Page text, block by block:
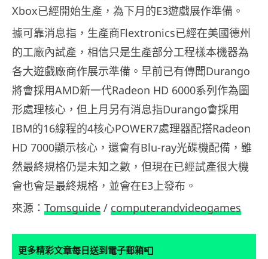
Xbox已經開始生產，為下月的E3遊戲展作準備。
據可靠消息指，生產商Flextronics已經在美國德州
的工廠內試產，相信只是生產部分工程樣本機器為
各大遊戲廠商作展示準備。早前已有傳聞Durango
將會採用AMD新一代Radeon HD 6000系列作為圖
形處理核心，但上月另有消息指Durango會採用
IBM的16線程的4核心POWER7處理器配搭Radeon
HD 7000顯示核心，還會有Blu-ray光碟機配備，雖
然最終規格仍是未知之數，但現在已經試產很大機
會也會是最終規格，並會在E3上發布。
來源： Tomsguide / computerandvideogames
更多精彩文章每日送到電子郵箱📮